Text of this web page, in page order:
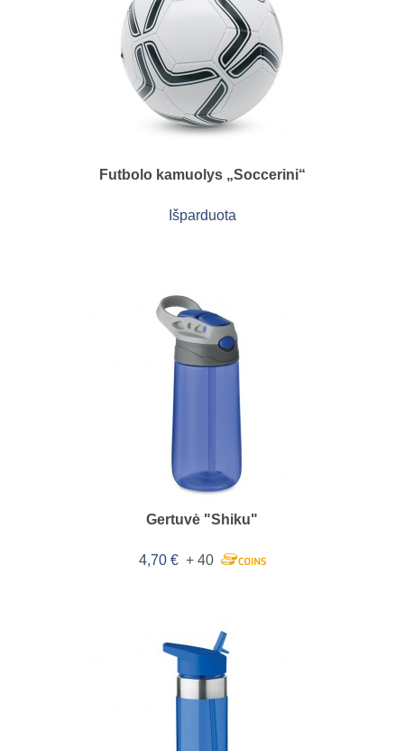
Futbolo kamuolys „Soccerini“
Išparduota
Gertuvė "Shiku"
4,70 € + 40